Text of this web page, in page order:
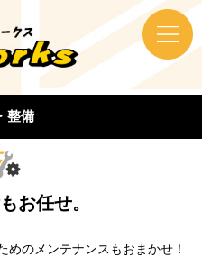
整備
お任せ。
のメンテナンスもおまかせ！